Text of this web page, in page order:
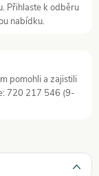
Přihlaste k odběru
nabídku.
pomohli a zajistili
720 217 546 (9-